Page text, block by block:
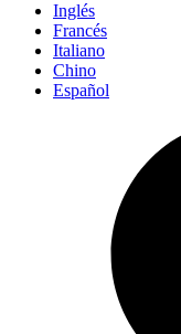
Inglés
Francés
Italiano
Chino
Español